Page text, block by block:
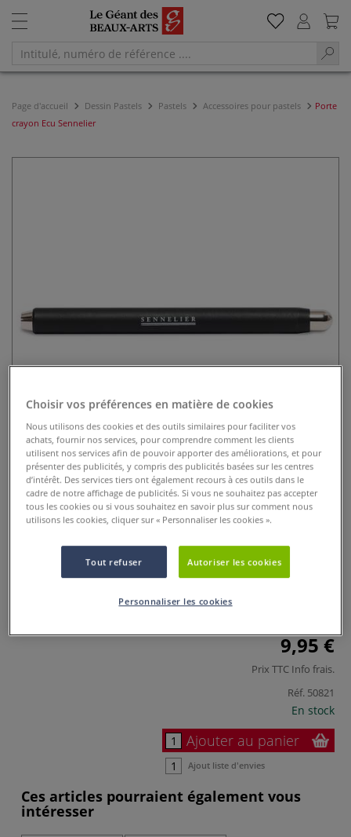
Page d'accueil Dessin Pastels Pastels Accessoires pour pastels
Porte
crayon Ecu Sennelier
Porte crayon Ecu Sennelier
Porte-crayon noir avec embout en métal, élégant et
Confort, précision et durabilité pour tous les artistes.
9,95 €
Prix TTC Info frais.
Réf. 50821
En stock
Ajouter au panier
Ajout liste d'envies
Ces articles pourraient également vous
intéresser
Choisir vos préférences en matière de cookies
Nous utilisons des cookies et des outils similaires pour faciliter vos
achats, fournir nos services, pour comprendre comment les clients
utilisent nos services afin de pouvoir apporter des améliorations, et pour
présenter des publicités, y compris des publicités basées sur les centres
d’intérêt. Des services tiers ont également recours à ces outils dans le
cadre de notre affichage de publicités. Si vous ne souhaitez pas accepter
tous les cookies ou si vous souhaitez en savoir plus sur comment nous
utilisons les cookies, cliquer sur « Personnaliser les cookies ».
Tout refuser Autoriser les cookies
Personnaliser les cookies